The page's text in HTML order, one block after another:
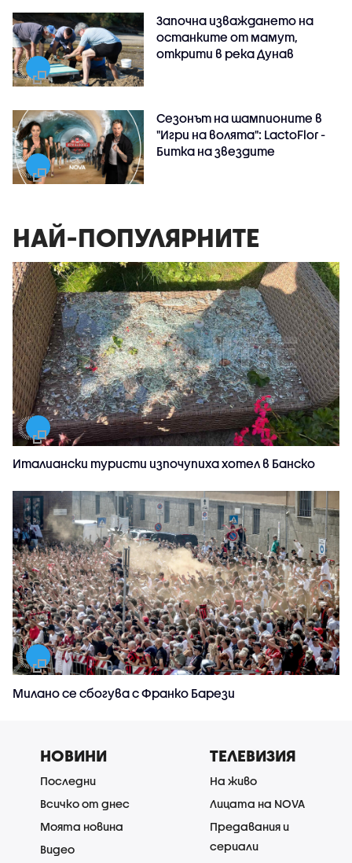
Започна изваждането на
останките от мамут,
открити в река Дунав
Сезонът на шампионите в
"Игри на волята": LactoFlor -
Битка на звездите
НАЙ-ПОПУЛЯРНИТЕ
Италиански туристи изпочупиха хотел в Банско
Милано се сбогува с Франко Барези
НОВИНИ
Последни
Всичко от днес
Моята новина
Видео
ТЕЛЕВИЗИЯ
На живо
Лицата на NOVA
Предавания и
сериали